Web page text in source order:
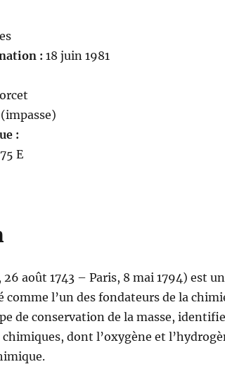
: 18 juin 1981
:
E
août 1743 – Paris, 8 mai 1794) est un
l’un des fondateurs de la
de conservation de la masse,
dont l’oxygène et